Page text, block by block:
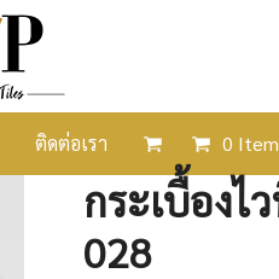
ติดต่อเรา 0
กระเบื้องไ
028